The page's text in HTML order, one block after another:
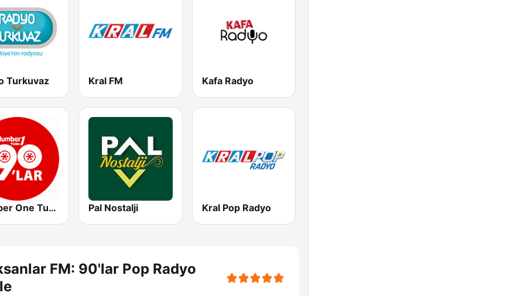
Turkuvaz Kral FM Kafa Radyo
Number One Turk 90’lar Pal Nostalji Kral Pop Radyo
FM: 90'lar Pop Radyo